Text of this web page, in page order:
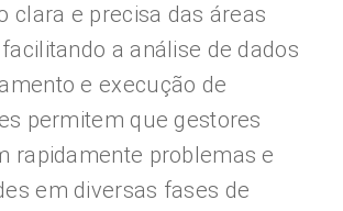
clara e precisa das áreas
a análise de dados
e execução de
permitem que gestores
rapidamente problemas e
em diversas fases de